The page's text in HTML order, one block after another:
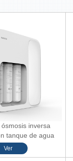
inversa
tanque de agua
A05
Ver